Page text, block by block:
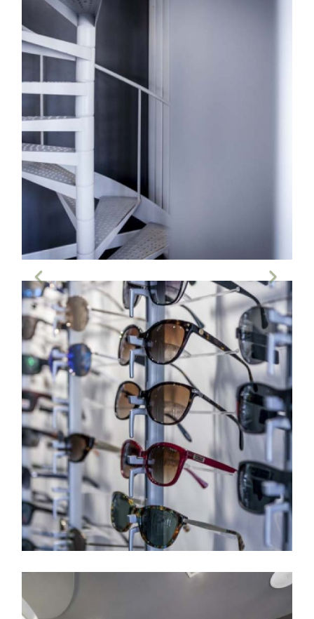
Vista del tiro de escalera de
caracol que da acceso a la
segunda planta de la óptica
Vista en primer plano de la
colección de gafas de sol
disponibles en la tiendaista
en primer plano de la
colección de gafas de sol
disponibles en la tienda